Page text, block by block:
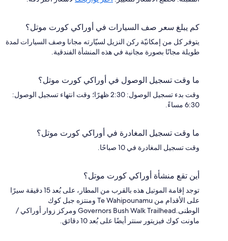
كم يبلغ سعر صف السيارات في أوراكي كورت موتل؟
يتوفر كل من إمكانيّة ركن النزيل لسيّارته مجانا وصف السيارات لمدة
طويلة مجانًا بصورة مجانية في هذه المنشأة الفندقية.
ما وقت تسجيل الوصول في أوراكي كورت موتل؟
وقت بدء تسجيل الوصول: 2:30 ظهرًا؛ وقت انتهاء تسجيل الوصول:
6:30 مساءً.
ما وقت تسجيل المغادرة في أوراكي كورت موتل؟
وقت تسجيل المغادرة في 10 صباحًا.
أين تقع منشأة أوراكي كورت موتل؟
توجد إقامة الموتيل هذه بالقرب من المطار، على بُعد 15 دقيقة سيرًا
على الأقدام من Te Wahipounamu ومنتزه جبل كوك
الوطنى.Governors Bush Walk Trailhead ومركز زوار أوراكي /
ماونت كوك فيزيتور سنتر أيضًا على بُعد 10 دقائق.